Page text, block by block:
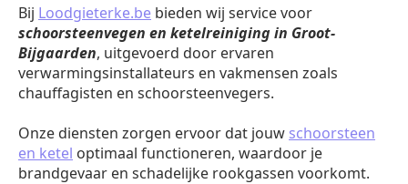
Bij Loodgieterke.be bieden wij service voor
schoorsteenvegen en ketelreiniging in Groot-
Bijgaarden, uitgevoerd door ervaren
verwarmingsinstallateurs en vakmensen zoals
chauffagisten en schoorsteenvegers.
Onze diensten zorgen ervoor dat jouw schoorsteen
en ketel optimaal functioneren, waardoor je
brandgevaar en schadelijke rookgassen voorkomt.